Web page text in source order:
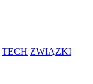
TECH ZWIĄZKI